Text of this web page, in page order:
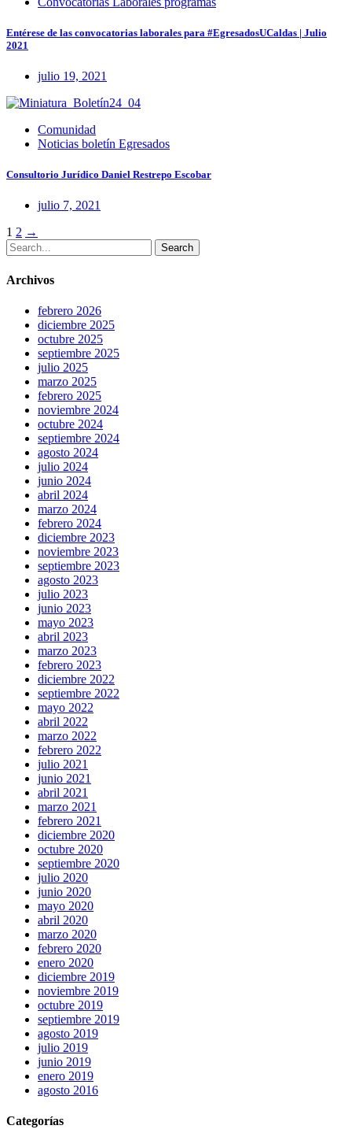
Entérese de las convocatorias laborales para #EgresadosUCaldas | Julio
2021
julio 19, 2021
Comunidad
Noticias boletín Egresados
Consultorio Jurídico Daniel Restrepo Escobar
julio 7, 2021
Posts
navigation
1 2 →
Search
Archivos
febrero 2026
diciembre 2025
octubre 2025
septiembre 2025
julio 2025
marzo 2025
febrero 2025
noviembre 2024
octubre 2024
septiembre 2024
agosto 2024
julio 2024
junio 2024
abril 2024
marzo 2024
febrero 2024
diciembre 2023
noviembre 2023
septiembre 2023
agosto 2023
julio 2023
junio 2023
mayo 2023
abril 2023
marzo 2023
febrero 2023
diciembre 2022
septiembre 2022
mayo 2022
abril 2022
marzo 2022
febrero 2022
julio 2021
junio 2021
abril 2021
marzo 2021
febrero 2021
diciembre 2020
octubre 2020
septiembre 2020
julio 2020
junio 2020
mayo 2020
abril 2020
marzo 2020
febrero 2020
enero 2020
diciembre 2019
noviembre 2019
octubre 2019
septiembre 2019
agosto 2019
julio 2019
junio 2019
enero 2019
agosto 2016
Categorías